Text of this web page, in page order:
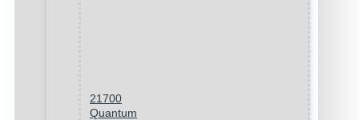
21700
Quantum